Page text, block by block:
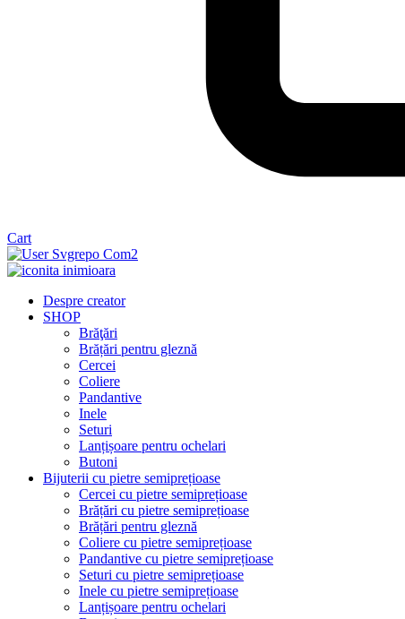
Cart
Despre creator
SHOP
Brăţări
Brățări pentru gleznă
Cercei
Coliere
Pandantive
Inele
Seturi
Lanțișoare pentru ochelari
Butoni
Bijuterii cu pietre semiprețioase
Cercei cu pietre semiprețioase
Brățări cu pietre semiprețioase
Brățări pentru gleznă
Coliere cu pietre semiprețioase
Pandantive cu pietre semiprețioase
Seturi cu pietre semiprețioase
Inele cu pietre semiprețioase
Lanțișoare pentru ochelari